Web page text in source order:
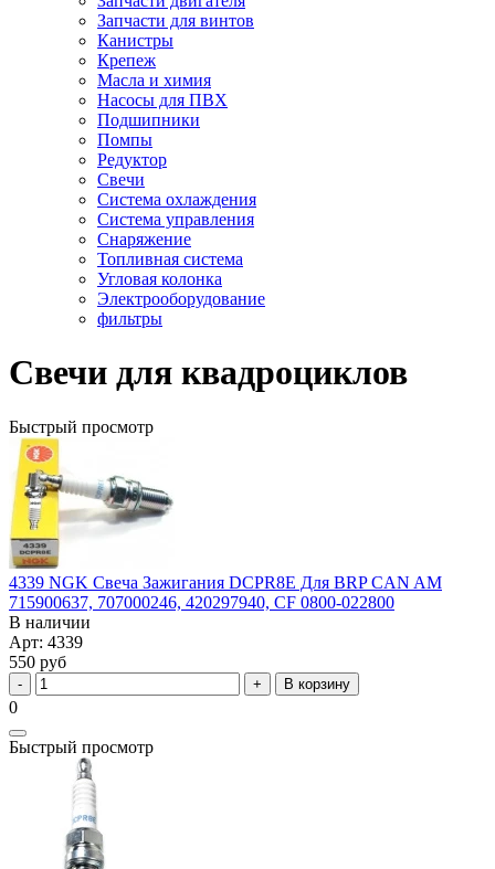
Запчасти для винтов
Канистры
Крепеж
Масла и химия
Насосы для ПВХ
Подшипники
Помпы
Редуктор
Свечи
Система охлаждения
Система управления
Снаряжение
Топливная система
Угловая колонка
Электрооборудование
фильтры
Свечи для квадроциклов
Быстрый просмотр
4339 NGK Свеча Зажигания DCPR8E Для BRP CAN AM
715900637, 707000246, 420297940, CF 0800-022800
В наличии
Арт: 4339
550 руб
В корзину
0
Быстрый просмотр